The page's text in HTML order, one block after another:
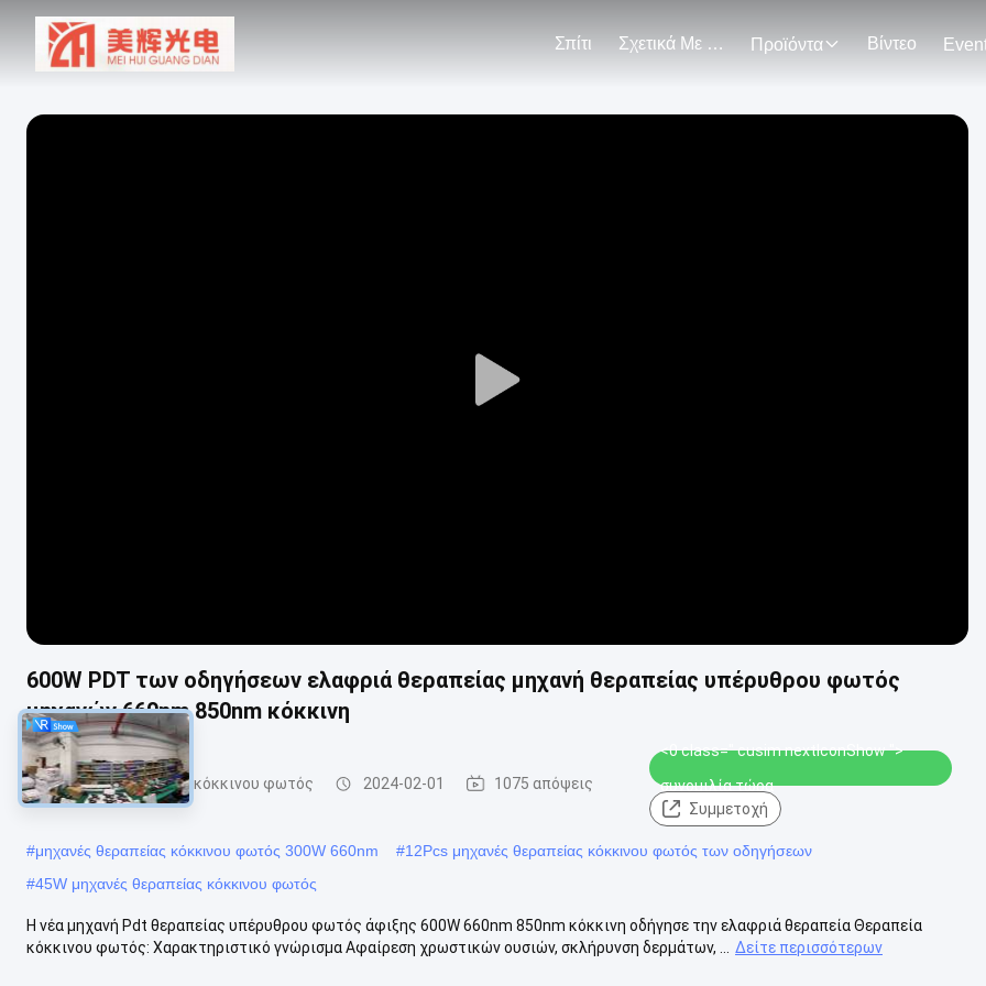
Σπίτι Σχετικά Με Εμάς Προϊόντα Βίντεο
Play
600W PDT των οδηγήσεων ελαφριά θεραπείας μηχανή θεραπείας υπέρυθρου φωτός
μηχανών 660nm 850nm κόκκινη
Μηχανές θεραπείας κόκκινου φωτός 2024-02-01 1075 απόψεις
<0 class=" cusim nextIconShow ">
συνομιλία τώρα
Συμμετοχή
#μηχανές θεραπείας κόκκινου φωτός 300W 660nm #12Pcs μηχανές θεραπείας κόκκινου φωτός των οδηγήσεων
#45W μηχανές θεραπείας κόκκινου φωτός
Η νέα μηχανή Pdt θεραπείας υπέρυθρου φωτός άφιξης 600W 660nm 850nm κόκκινη οδήγησε την ελαφριά θεραπεία Θεραπεία
κόκκινου φωτός: Χαρακτηριστικό γνώρισμα Αφαίρεση χρωστικών ουσιών, σκλήρυνση δερμάτων, ...
Δείτε περισσότερων